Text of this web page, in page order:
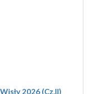
2026 (Cz.II)